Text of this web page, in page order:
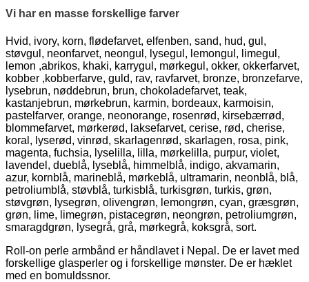
Vi har en masse forskellige farver
Hvid, ivory, korn, flødefarvet, elfenben, sand, hud, gul,
støvgul, neonfarvet, neongul, lysegul, lemongul, limegul,
lemon ,abrikos, khaki, karrygul, mørkegul, okker, okkerfarvet,
kobber ,kobberfarve, guld, rav, ravfarvet, bronze, bronzefarve,
lysebrun, nøddebrun, brun, chokoladefarvet, teak,
kastanjebrun, mørkebrun, karmin, bordeaux, karmoisin,
pastelfarver, orange, neonorange, rosenrød, kirsebærrød,
blommefarvet, mørkerød, laksefarvet, cerise, rød, cherise,
koral, lyserød, vinrød, skarlagenrød, skarlagen, rosa, pink,
magenta, fuchsia, lyselilla, lilla, mørkelilla, purpur, violet,
lavendel, dueblå, lyseblå, himmelblå, indigo, akvamarin,
azur, kornblå, marineblå, mørkeblå, ultramarin, neonblå, blå,
petroliumblå, støvblå, turkisblå, turkisgrøn, turkis, grøn,
støvgrøn, lysegrøn, olivengrøn, lemongrøn, cyan, græsgrøn,
grøn, lime, limegrøn, pistacegrøn, neongrøn, petroliumgrøn,
smaragdgrøn, lysegrå, grå, mørkegrå, koksgrå, sort.
Roll-on perle armbånd er håndlavet i Nepal. De er lavet med
forskellige glasperler og i forskellige mønster. De er hæklet
med en bomuldssnor.